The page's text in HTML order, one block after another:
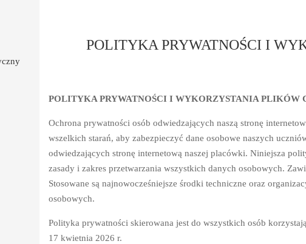
POLITYKA PRYWATNOŚCI I
POLITYKA PRYWATNOŚCI I WYKORZYSTANIA PLIKÓW
Ochrona prywatności osób odwiedzających naszą stronę
wszelkich starań, aby zabezpieczyć dane osobowe naszych
odwiedzających stronę internetową naszej placówki. Niniejsza
zasady i zakres przetwarzania wszystkich danych osobowych.
Stosowane są najnowocześniejsze środki techniczne oraz
osobowych.
Polityka prywatności skierowana jest do wszystkich osób
17 kwietnia 2026 r.